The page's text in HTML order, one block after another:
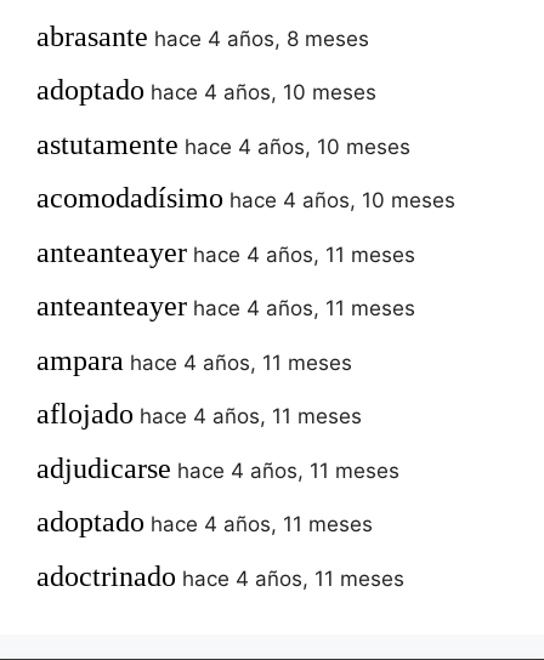
abrasante hace 4 años, 8 meses
adoptado hace 4 años, 10 meses
astutamente hace 4 años, 10 meses
acomodadísimo hace 4 años, 10 meses
anteanteayer hace 4 años, 11 meses
anteanteayer hace 4 años, 11 meses
ampara hace 4 años, 11 meses
aflojado hace 4 años, 11 meses
adjudicarse hace 4 años, 11 meses
adoptado hace 4 años, 11 meses
adoctrinado hace 4 años, 11 meses